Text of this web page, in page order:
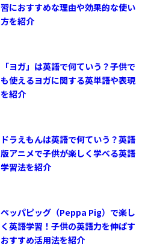
習におすすめな理由や効果的な使い
方を紹介
「ヨガ」は英語で何ていう？子供で
も使えるヨガに関する英単語や表現
を紹介
ドラえもんは英語で何ていう？英語
版アニメで子供が楽しく学べる英語
学習法を紹介
ペッパピッグ（Peppa Pig）で楽し
く英語学習！子供の英語力を伸ばす
おすすめ活用法を紹介